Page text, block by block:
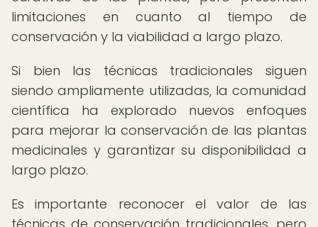
limitaciones en cuanto al tiempo de
conservación y la viabilidad a largo plazo.
Si bien las técnicas tradicionales siguen
siendo ampliamente utilizadas, la comunidad
científica ha explorado nuevos enfoques
para mejorar la conservación de las plantas
medicinales y garantizar su disponibilidad a
largo plazo.
Es importante reconocer el valor de las